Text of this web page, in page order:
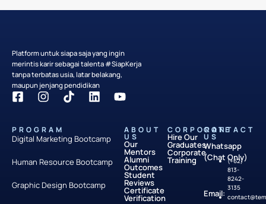
Platform untuk siapa saja yang ingin
merintis karir sebagai talenta #SiapKerja
tanpa terbatas usia, latar belakang,
maupun jenjang pendidikan
PROGRAM
Digital Marketing Bootcamp
Human Resource Bootcamp
Graphic Design Bootcamp
ABOUT
US
Our
Mentors
Alumni
Outcomes
Student
Reviews
Certificate
Verification
CORPORATE
Hire Our
Graduates
Corporate
Training
CONTACT
US
Whatsapp
(Chat Only)
(+62)
813-
8242-
3135
Email: